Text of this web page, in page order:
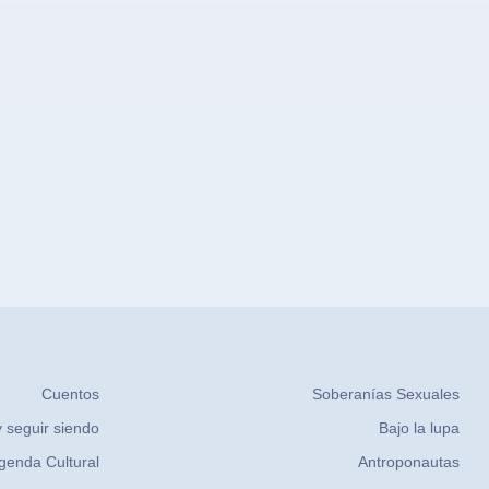
Cuentos
seguir siendo
Cultural
Soberanías Sexuales
Bajo la lupa
Antroponautas